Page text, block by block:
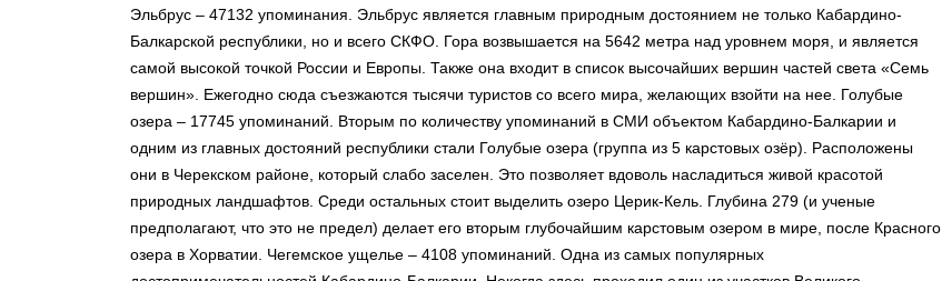
Эльбрус – 47132 упоминания. Эльбрус является главным природным достоянием не только Кабардино-
Балкарской республики, но и всего СКФО. Гора возвышается на 5642 метра над уровнем моря, и является
самой высокой точкой России и Европы. Также она входит в список высочайших вершин частей света «Семь
вершин». Ежегодно сюда съезжаются тысячи туристов со всего мира, желающих взойти на нее. Голубые
озера – 17745 упоминаний. Вторым по количеству упоминаний в СМИ объектом Кабардино-Балкарии и
одним из главных достояний республики стали Голубые озера (группа из 5 карстовых озёр). Расположены
они в Черекском районе, который слабо заселен. Это позволяет вдоволь насладиться живой красотой
природных ландшафтов. Среди остальных стоит выделить озеро Церик-Кель. Глубина 279 (и ученые
предполагают, что это не предел) делает его вторым глубочайшим карстовым озером в мире, после Красного
озера в Хорватии. Чегемское ущелье – 4108 упоминаний. Одна из самых популярных